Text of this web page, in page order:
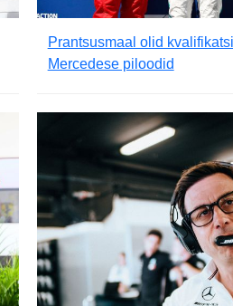
Prantsusmaal olid
Mercedese piloodid